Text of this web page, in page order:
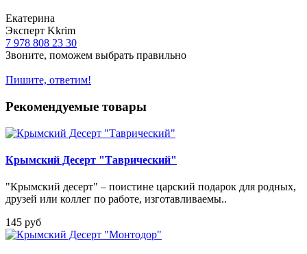
Екатерина
Эксперт Kkrim
7 978 808 23 30
Звоните, поможем выбрать правильно
Пишите, ответим!
Рекомендуемые товары
Крымский Десерт "Таврический"
"Крымский десерт" – поистине царский подарок для родных,
друзей или коллег по работе, изготавливаемы..
145 руб